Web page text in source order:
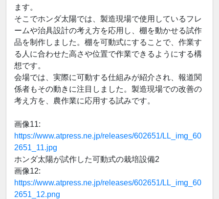
ます。
そこでホンダ太陽では、製造現場で使用しているフレ
ームや治具設計の考え方を応用し、棚を動かせる試作
品を制作しました。棚を可動式にすることで、作業す
る人に合わせた高さや位置で作業できるようにする構
想です。
会場では、実際に可動する仕組みが紹介され、報道関
係者もその動きに注目しました。製造現場での改善の
考え方を、農作業に応用する試みです。
画像11:
https://www.atpress.ne.jp/releases/602651/LL_img_60
2651_11.jpg
ホンダ太陽が試作した可動式の栽培設備2
画像12:
https://www.atpress.ne.jp/releases/602651/LL_img_60
2651_12.png